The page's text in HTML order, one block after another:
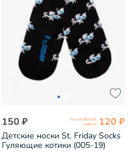
150 ₽ по клубной
карте 120 ₽
Детские носки St. Friday Socks
Гуляющие котики (005-19)